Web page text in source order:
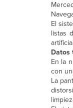
El
listas
Datos
En la
con
La